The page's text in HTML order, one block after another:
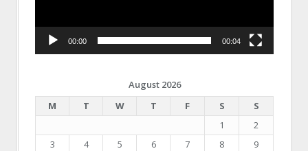
00:00 00:04
August 2026
M
T W T F S
S
1
2
3
4 5 6 7 8
9